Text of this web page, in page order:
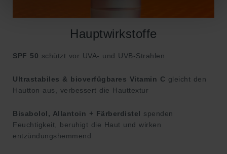
Hauptwirkstoffe
SPF 50 schützt vor UVA- und UVB-Strahlen
Ultrastabiles & bioverfügbares Vitamin C gleicht den
Hautton aus, verbessert die Hauttextur
Bisabolol, Allantoin + Färberdistel spenden
Feuchtigkeit, beruhigt die Haut und wirken
entzündungshemmend